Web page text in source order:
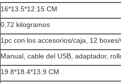
16*13.5*12.15 CM
0,72 kilogramos
1pc con los accesorios/caja, 12 boxes/
Manual, cable del USB, adaptador,
19.8*18.4*13.9 CM